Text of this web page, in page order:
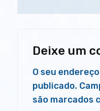
Deixe um
O seu
publicado.
são marcados